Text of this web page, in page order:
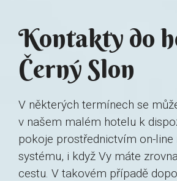
Kontakty do
Černý Slon
V některých termínech se
v našem malém hotelu k
pokoje prostřednictvím on-line
systému, i když Vy máte
cestu. V takovém případě